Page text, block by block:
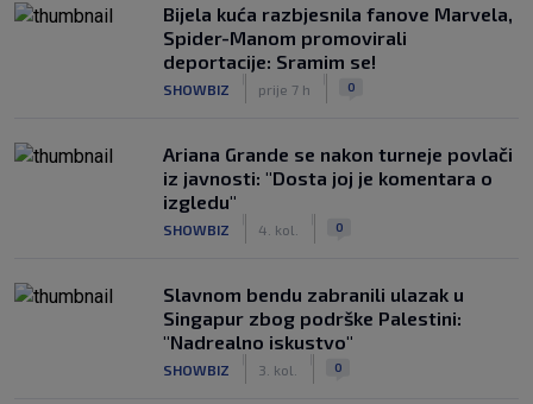
Bijela kuća razbjesnila fanove Marvela,
Spider-Manom promovirali
deportacije: Sramim se!
SHOWBIZ prije 7 h 0
Ariana Grande se nakon turneje povlači
iz javnosti: "Dosta joj je komentara o
izgledu"
SHOWBIZ 4. kol. 0
Slavnom bendu zabranili ulazak u
Singapur zbog podrške Palestini:
"Nadrealno iskustvo"
SHOWBIZ 3. kol. 0